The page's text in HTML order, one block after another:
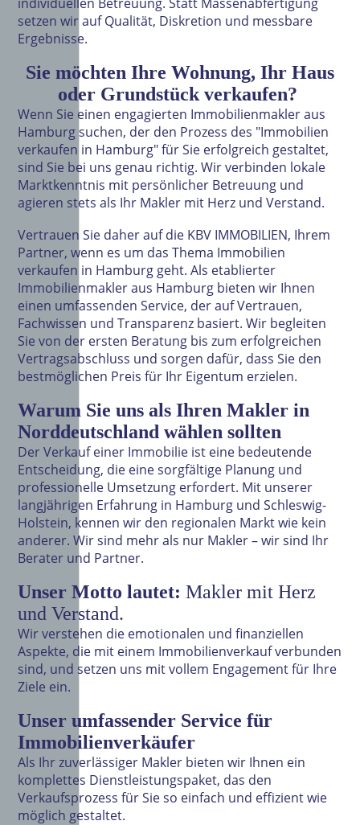
setzen wir auf Qualität, Diskretion und messbare
Ergebnisse.
Sie möchten Ihre Wohnung, Ihr Haus
oder Grundstück verkaufen?
Wenn Sie einen engagierten Immobilienmakler aus
Hamburg suchen, der den Prozess des "Immobilien
verkaufen in Hamburg" für Sie erfolgreich gestaltet,
sind Sie bei uns genau richtig. Wir verbinden lokale
Marktkenntnis mit persönlicher Betreuung und
agieren stets als Ihr Makler mit Herz und Verstand.
Vertrauen Sie daher auf die KBV IMMOBILIEN, Ihrem
Partner, wenn es um das Thema Immobilien
verkaufen in Hamburg geht. Als etablierter
Immobilienmakler aus Hamburg bieten wir Ihnen
einen umfassenden Service, der auf Vertrauen,
Fachwissen und Transparenz basiert. Wir begleiten
Sie von der ersten Beratung bis zum erfolgreichen
Vertragsabschluss und sorgen dafür, dass Sie den
bestmöglichen Preis für Ihr Eigentum erzielen.
Warum Sie uns als Ihren Makler in
Norddeutschland wählen sollten
Der Verkauf einer Immobilie ist eine bedeutende
Entscheidung, die eine sorgfältige Planung und
professionelle Umsetzung erfordert. Mit unserer
langjährigen Erfahrung in Hamburg und Schleswig-
Holstein, kennen wir den regionalen Markt wie kein
anderer. Wir sind mehr als nur Makler – wir sind Ihr
Berater und Partner.
Unser Motto lautet:Makler mit Herz
und Verstand.
Wir verstehen die emotionalen und finanziellen
Aspekte, die mit einem Immobilienverkauf verbunden
sind, und setzen uns mit vollem Engagement für Ihre
Ziele ein.
Unser umfassender Service für
Immobilienverkäufer
Als Ihr zuverlässiger Makler bieten wir Ihnen ein
komplettes Dienstleistungspaket, das den
Verkaufsprozess für Sie so einfach und effizient wie
möglich gestaltet.